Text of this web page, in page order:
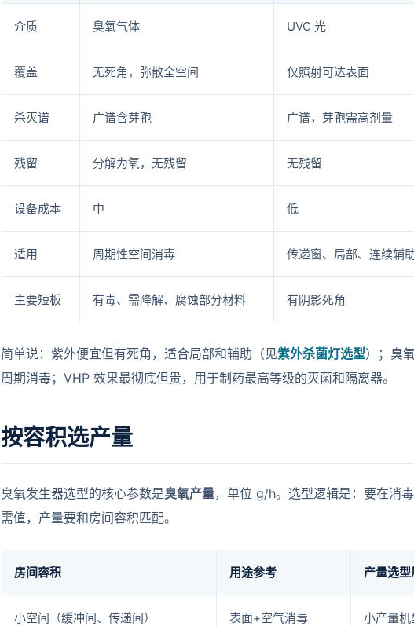
介质 臭氧气体 UVC 光
覆盖 无死角，弥散全空间 仅照射可达表面
杀灭谱 广谱含芽孢 广谱，芽孢需高剂量
残留 分解为氧，无残留 无残留
设备成本 中 低
适用 周期性空间消毒 传递窗、局部、连续辅
主要短板 有毒、需降解、腐蚀部分材料 有阴影死角
简单说：紫外便宜但有死角，适合局部和辅助（见紫外杀菌灯选型）；臭
周期消毒；VHP 效果最彻底但贵，用于制药最高等级的灭菌和隔离器。
按容积选产量
臭氧发生器选型的核心参数是臭氧产量，单位 g/h。选型逻辑是：要在消
需值，产量要和房间容积匹配。
房间容积 用途参考 产量选型
小空间（缓冲间、传递间） 表面+空气消毒 小产量机